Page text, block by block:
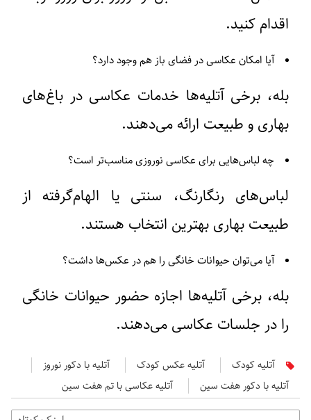
اقدام کنید.
آیا امکان عکاسی در فضای باز هم وجود دارد؟
بله، برخی آتلیه‌ها خدمات عکاسی در باغ‌های
بهاری و طبیعت ارائه می‌دهند.
چه لباس‌هایی برای عکاسی نوروزی مناسب‌تر است؟
لباس‌های رنگارنگ، سنتی یا الهام‌گرفته از
طبیعت بهاری بهترین انتخاب هستند.
آیا می‌توان حیوانات خانگی را هم در عکس‌ها داشت؟
بله، برخی آتلیه‌ها اجازه حضور حیوانات خانگی
را در جلسات عکاسی می‌دهند.
آتلیه کودک آتلیه عکس کودک
آتلیه با دکور نوروز
آتلیه با دکور هفت سین
آتلیه عکاسی با تم هفت سین